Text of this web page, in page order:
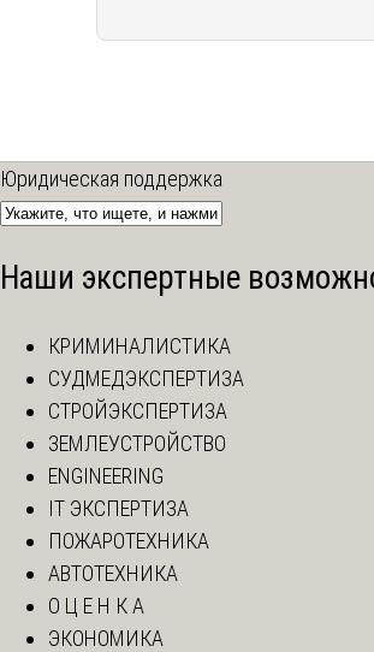
Юридическая поддержка
Наши экспертные
КРИМИНАЛИСТИКА
СУДМЕДЭКСПЕРТИЗА
СТРОЙЭКСПЕРТИЗА
ЗЕМЛЕУСТРОЙСТВО
ENGINEERING
IT ЭКСПЕРТИЗА
ПОЖАРОТЕХНИКА
АВТОТЕХНИКА
О Ц Е Н К А
ЭКОНОМИКА